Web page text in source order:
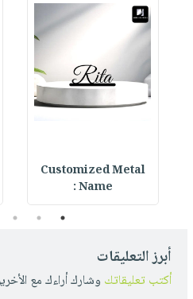
Customized Metal
Name :
1
2
3
أبرز التعليقات
أكتب تعليقاتك وشارك أراءك مع